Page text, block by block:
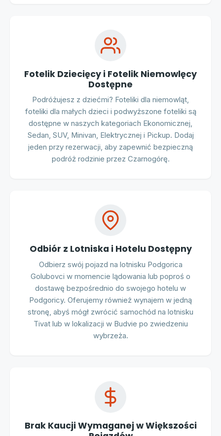
Fotelik Dziecięcy i Fotelik Niemowlęcy
Dostępne
Podróżujesz z dziećmi? Foteliki dla niemowląt,
foteliki dla małych dzieci i podwyższone foteliki są
dostępne w naszych kategoriach Ekonomicznej,
Sedan, SUV, Minivan, Elektrycznej i Pickup. Dodaj
jeden przy rezerwacji, aby zapewnić bezpieczną
podróż rodzinie przez Czarnogórę.
Odbiór z Lotniska i Hotelu Dostępny
Odbierz swój pojazd na lotnisku Podgorica
Golubovci w momencie lądowania lub poproś o
dostawę bezpośrednio do swojego hotelu w
Podgoricy. Oferujemy również wynajem w jedną
stronę, abyś mógł zwrócić samochód na lotnisku
Tivat lub w lokalizacji w Budvie po zwiedzeniu
wybrzeża.
Brak Kaucji Wymaganej w Większości